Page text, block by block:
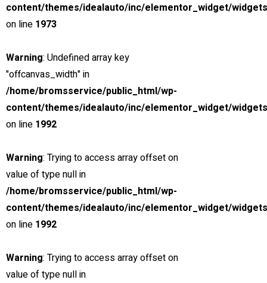
content/themes/idealauto/inc/elementor_widget/
on line 1973
Warning: Undefined array key
"offcanvas_width" in
/home/bromsservice/public_html/wp-
content/themes/idealauto/inc/elementor_widget/
on line 1992
Warning: Trying to access array offset on
value of type null in
/home/bromsservice/public_html/wp-
content/themes/idealauto/inc/elementor_widget/
on line 1992
Warning: Trying to access array offset on
value of type null in
LÅNG ERFARENHET
Hög kompetens & lång erfarenhet